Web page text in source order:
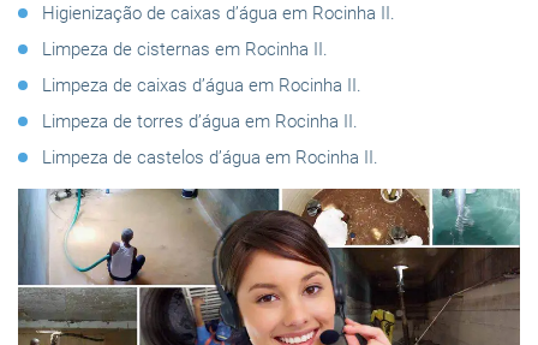
Higienização de caixas d’água em Rocinha II.
Limpeza de cisternas em Rocinha II.
Limpeza de caixas d’água em Rocinha II.
Limpeza de torres d’água em Rocinha II.
Limpeza de castelos d’água em Rocinha II.